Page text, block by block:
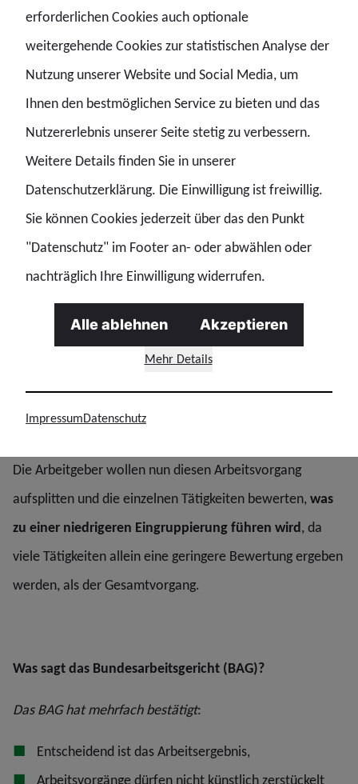
Eingang und Sichtung von Post, Anträgen oder
Vorgängen
Prüfung der Zuständigkeit
Anlegen neuer Akten bzw. Pflege bestehender Akten
Erfassen von Daten in Fachverfahren
Sachverhaltsprüfung und Informationsrecherche
Schriftverkehr mit Bürgern, Behörden oder anderen
Stellen
Fristenkontrolle und Terminüberwachung
Vermerke und Stellungnahmen fertigen
Ablage, Archivierung und Aktenabschluss
Die Arbeitgeber wollen nun diesen Arbeitsvorgang
aufsplitten und die einzelnen Tätigkeiten bewerten,was
zu einer niedrigeren Eingruppierung führen wird, da
viele Tätigkeiten allein eine geringere Bewertung ergeben
werden, als der Gesamtvorgang.
Was sagt das Bundesarbeitsgericht (BAG)?
Das BAG hat mehrfach bestätigt:
Entscheidend ist das Arbeitsergebnis,
Arbeitsvorgänge dürfen nicht künstlich zerstückelt
erforderlichen Cookies auch optionale
weitergehende Cookies zur statistischen Analyse der
Nutzung unserer Website und Social Media, um
Ihnen den bestmöglichen Service zu bieten und das
Nutzererlebnis unserer Seite stetig zu verbessern.
Weitere Details finden Sie in unserer
Datenschutzerklärung. Die Einwilligung ist freiwillig.
Sie können Cookies jederzeit über das den Punkt
"Datenschutz" im Footer an- oder abwählen oder
nachträglich Ihre Einwilligung widerrufen.
Mehr Details
Alle ablehnen Akzeptieren
ImpressumDatenschutz